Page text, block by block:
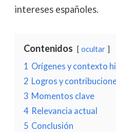
intereses españoles.
Contenidos ocultar
1 Orígenes y contexto
2 Logros y
3 Momentos clave
4 Relevancia actual
5 Conclusión